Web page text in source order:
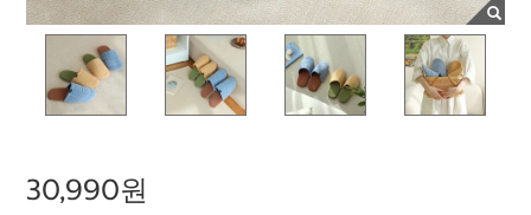
30,990원